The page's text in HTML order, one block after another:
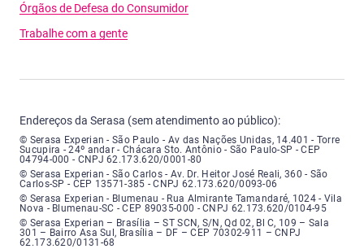
Órgãos de Defesa do Consumidor
Trabalhe com a gente
Endereços da Serasa (sem atendimento ao público):
Serasa Experian - São Paulo - Endereço: Avenida das Nações Unidas,
© Serasa Experian - São Paulo - Av das Nações Unidas, 14.401 - Torre
Sucupira - 24º andar - Chácara Sto. Antônio - São Paulo-SP - CEP
04794-000 - CNPJ 62.173.620/0001-80
Serasa Experian - São Carlos - Endereço: Avenida Doutor Heitor José
© Serasa Experian - São Carlos - Av. Dr. Heitor José Reali, 360 - São
Carlos-SP - CEP 13571-385 - CNPJ 62.173.620/0093-06
Serasa Experian - Blumenau - Endereço: Rua Almirante Tamandaré,
© Serasa Experian - Blumenau - Rua Almirante Tamandaré, 1024 - Vila
Nova - Blumenau-SC - CEP 89035-000 - CNPJ 62.173.620/0104-95
Serasa Experian - Brasília, Endereço: Setor Comercial Norte, sem
© Serasa Experian – Brasília – ST SCN, S/N, Qd 02, Bl C, 109 – Sala
301 – Bairro Asa Sul, Brasília – DF – CEP 70302-911 – CNPJ
62.173.620/0131-68